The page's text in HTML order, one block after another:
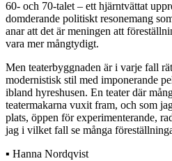
60- och 70-talet – ett hjärntvättat
domderande politiskt resonemang
anar att det är meningen att
vara mer mångtydigt.
Men teaterbyggnaden är i varje fall
modernistisk stil med imponerande
ibland hyreshusen. En teater där
teatermakarna vuxit fram, och som
plats, öppen för experimenterande,
jag i vilket fall se många
▪ Hanna Nordqvist